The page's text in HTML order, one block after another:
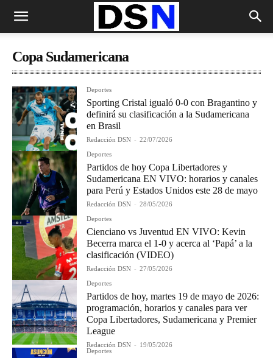
Copa Sudamericana
Deportes
Sporting Cristal igualó 0-0 con Bragantino y
definirá su clasificación a la Sudamericana
en Brasil
Redacción DSN - 22/07/2026
Deportes
Partidos de hoy Copa Libertadores y
Sudamericana EN VIVO: horarios y canales
para Perú y Estados Unidos este 28 de mayo
Redacción DSN - 28/05/2026
Deportes
Cienciano vs Juventud EN VIVO: Kevin
Becerra marca el 1-0 y acerca al ‘Papá’ a la
clasificación (VIDEO)
Redacción DSN - 27/05/2026
Deportes
Partidos de hoy, martes 19 de mayo de 2026:
programación, horarios y canales para ver
Copa Libertadores, Sudamericana y Premier
League
Redacción DSN - 19/05/2026
Deportes